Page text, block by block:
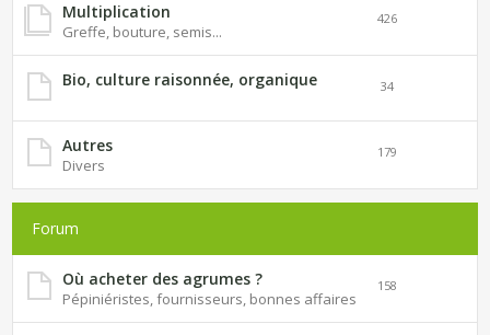
Multiplication
Greffe, bouture, semis...
426
Bio, culture raisonnée, organique 34
Autres
Divers
179
Forum
Où acheter des agrumes ?
Pépiniéristes, fournisseurs, bonnes affaires
158